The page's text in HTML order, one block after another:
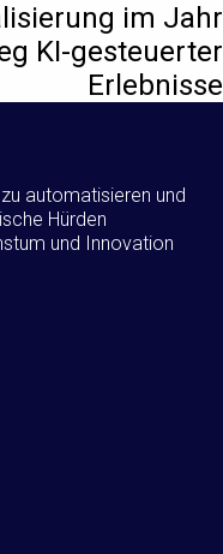
im Jahr
KI-gesteuerter
Erlebnisse
automatisieren und
Hürden
und Innovation